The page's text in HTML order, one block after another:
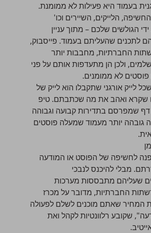
בעמוד היא פעילות לא ממומנת.
הלייקים, השיירים וכו'
הגולשים שלכם – מתוך עניין
לתכנים שהעליתם בעמוד. פייסבוק,
החברתיות, מחבבות יותר
ולכן הן מתעדפות אותם על פני
פוסטים לא ממומנים.
לייק אורגני שתקבלו הוא לייק של
ואהב את מה שכתבתם. טיפ
דף שמפרסם בתדירות קבועה וגבוהה
גובהה יותר מעמוד שמעלה פוסטים
לחשיפה של הפוסט או המודעה
מבלי להיכנס לנבכי
שעליהם מתבססות מערכות
החברתיות, מדובר על מכרז
המחיר שאתם מוכנים לשלם לפעולה
שקובע רלוונטיות לקהל ואת